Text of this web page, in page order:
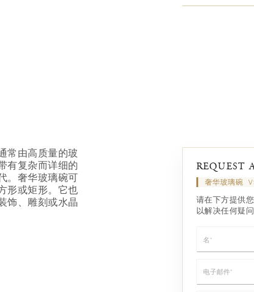
常由高质量的玻
有复杂而详细的
。奢华玻璃碗可
形或矩形。它也
饰、雕刻或水晶
REQUEST
奢华玻璃碗
请在下方提供
以解决任何疑